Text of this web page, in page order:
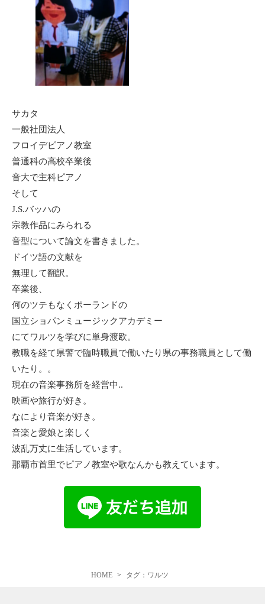
サカタ
一般社団法人
フロイデピアノ教室
普通科の高校卒業後
音大で主科ピアノ
そして
J.S.バッハの
宗教作品にみられる
音型について論文を書きました。
ドイツ語の文献を
無理して翻訳。
卒業後、
何のツテもなくポーランドの
国立ショパンミュージックアカデミー
にてワルツを学びに単身渡欧。
教職を経て県警で臨時職員で働いたり県の事務職員として働
いたり。。
現在の音楽事務所を経営中..
映画や旅行が好き。
なにより音楽が好き。
音楽と愛娘と楽しく
波乱万丈に生活しています。
那覇市首里でピアノ教室や歌なんかも教えています。
HOME タグ：ワルツ